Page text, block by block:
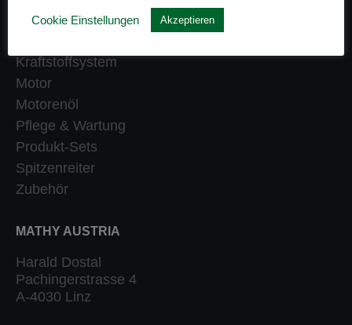
Heizung
Kraftstoffsystem
Motor
Motorenöl
Pflege & Wartung
Produkt-Sets
Spitzenreiter
Zubehör
MATHY AUSTRIA
Harald Dostal
Pachingerstrasse 4
A-4030 Linz
Cookie Einstellungen Akzeptieren